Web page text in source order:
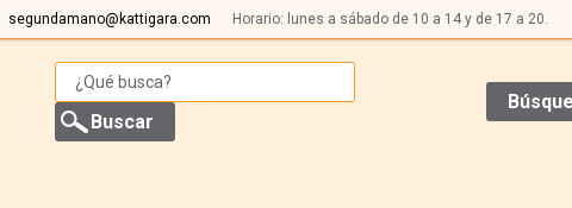
segundamano@kattigara.com Horario: lunes a sábado de 10 a 14 y de 17 a 20.